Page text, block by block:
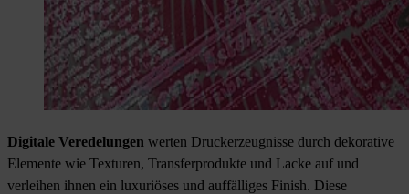
Digitale Veredelungen werten Druckerzeugnisse durch dekorative
Elemente wie Texturen, Transferprodukte und Lacke auf und
verleihen ihnen ein luxuriöses und auffälliges Finish. Diese